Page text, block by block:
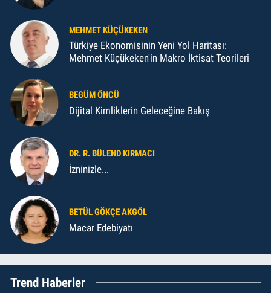
MEHMET KÜÇÜKEKEN
Türkiye Ekonomisinin Yeni Yol Haritası:
Mehmet Küçükeken'in Makro İktisat Teorileri
BEGÜM ÖNCÜ
Dijital Kimliklerin Geleceğine Bakış
DR. R. BÜLEND KIRMACI
İzninizle...
BETÜL GÖKÇE AKGÖL
Macar Edebiyatı
Trend Haberler